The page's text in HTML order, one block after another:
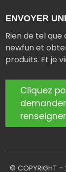
ENVOYER
Rien de tel
newfun et
produits. Et je
Cliquez
© COPYRIGHT -